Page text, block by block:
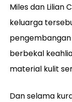
Miles dan Lilian
keluarga
berbekal
material kulit
Dan selama